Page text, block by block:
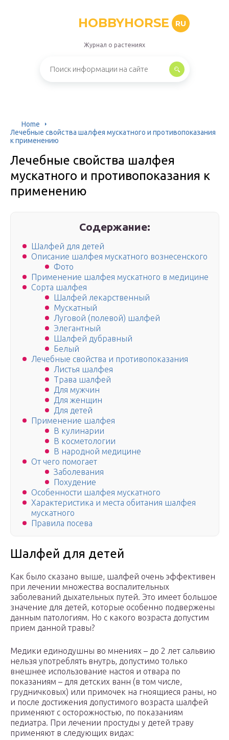
HOBBYHORSE RU
Журнал о растениях
Home
Лечебные свойства шалфея мускатного и противопоказания
к применению
Лечебные свойства шалфея
мускатного и противопоказания к
применению
Содержание:
Шалфей для детей
Описание шалфея мускатного вознесенского
Фото
Применение шалфея мускатного в медицине
Сорта шалфея
Шалфей лекарственный
Мускатный
Луговой (полевой) шалфей
Элегантный
Шалфей дубравный
Белый
Лечебные свойства и противопоказания
Листья шалфея
Трава шалфей
Для мужчин
Для женщин
Для детей
Применение шалфея
В кулинарии
В косметологии
В народной медицине
От чего помогает
Заболевания
Похудение
Особенности шалфея мускатного
Характеристика и места обитания шалфея
мускатного
Правила посева
Шалфей для детей
Как было сказано выше, шалфей очень эффективен
при лечении множества воспалительных
заболеваний дыхательных путей. Это имеет большое
значение для детей, которые особенно подвержены
данным патологиям. Но с какого возраста допустим
прием данной травы?
Медики единодушны во мнениях – до 2 лет сальвию
нельзя употреблять внутрь, допустимо только
внешнее использование настоя и отвара по
показаниям – для детских ванн (в том числе,
грудничковых) или примочек на гноящиеся раны, но
и после достижения допустимого возраста шалфей
применяют с осторожностью, по показаниям
педиатра. При лечении простуды у детей траву
применяют в следующих видах: